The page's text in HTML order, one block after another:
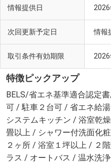
情報提供日 2026
次回更新予定日 情報
取引条件有効期限
特徴ピックアップ
BELS/省エネ基準適合認定
可 / 駐車２台可 / 省エネ給
システムキッチン / 浴室乾
畳以上 / シャワー付洗面化
２ヶ所 / 浴室１坪以上 / ２
ラス / オートバス / 温水洗